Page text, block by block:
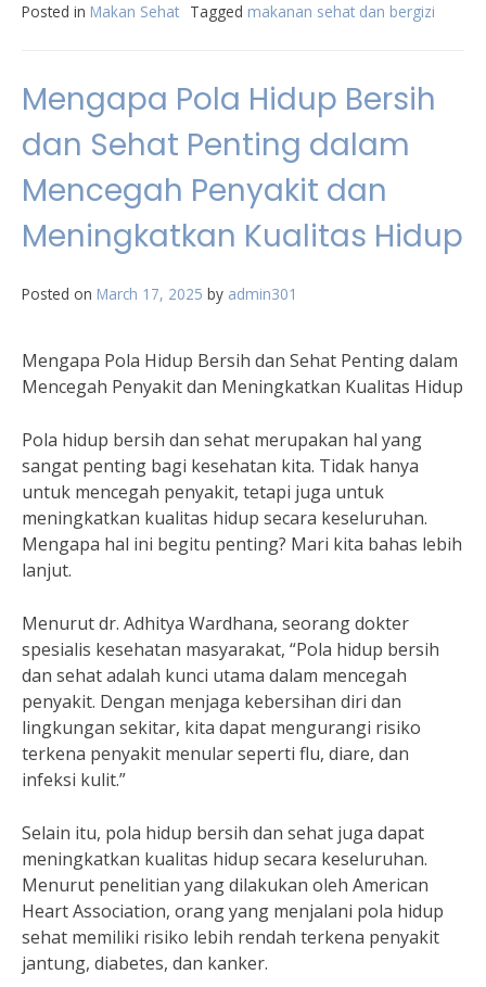
Posted in Makan Sehat Tagged makanan sehat dan bergizi
Mengapa Pola Hidup Bersih
dan Sehat Penting dalam
Mencegah Penyakit dan
Meningkatkan Kualitas Hidup
Posted on March 17, 2025 by admin301
Mengapa Pola Hidup Bersih dan Sehat Penting dalam
Mencegah Penyakit dan Meningkatkan Kualitas Hidup
Pola hidup bersih dan sehat merupakan hal yang
sangat penting bagi kesehatan kita. Tidak hanya
untuk mencegah penyakit, tetapi juga untuk
meningkatkan kualitas hidup secara keseluruhan.
Mengapa hal ini begitu penting? Mari kita bahas lebih
lanjut.
Menurut dr. Adhitya Wardhana, seorang dokter
spesialis kesehatan masyarakat, “Pola hidup bersih
dan sehat adalah kunci utama dalam mencegah
penyakit. Dengan menjaga kebersihan diri dan
lingkungan sekitar, kita dapat mengurangi risiko
terkena penyakit menular seperti flu, diare, dan
infeksi kulit.”
Selain itu, pola hidup bersih dan sehat juga dapat
meningkatkan kualitas hidup secara keseluruhan.
Menurut penelitian yang dilakukan oleh American
Heart Association, orang yang menjalani pola hidup
sehat memiliki risiko lebih rendah terkena penyakit
jantung, diabetes, dan kanker.